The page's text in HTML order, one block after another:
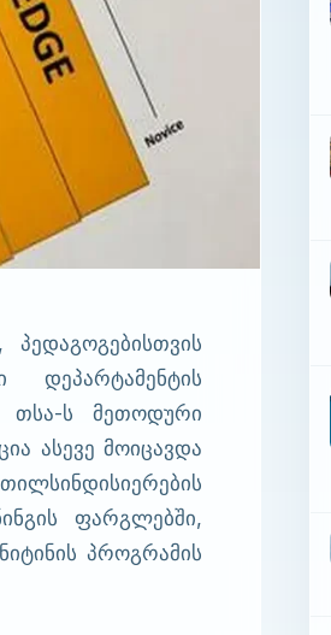
თსა-ს მეთოდური
ასევე მოიცავდა
ფარგლებში,
პროგრამის